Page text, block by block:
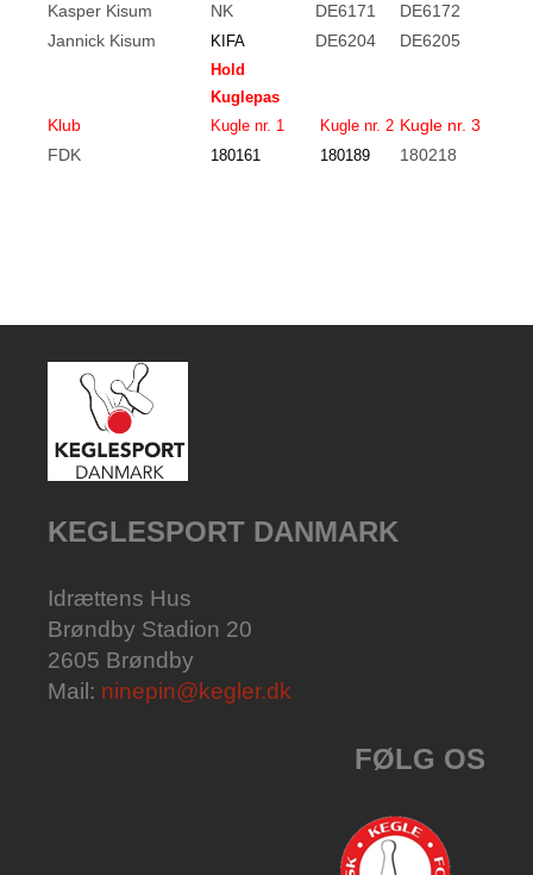
Kasper Kisum
NK DE6171
DE6172
Jannick Kisum
KIFA DE6204 DE6205
Hold
Kuglepas
Klub Kugle nr. 1 Kugle nr. 2 Kugle nr. 3
FDK
180161 180189 180218
KEGLESPORT DANMARK
Idrættens Hus
Brøndby Stadion 20
2605 Brøndby
Mail: ninepin@kegler.dk
FØLG OS